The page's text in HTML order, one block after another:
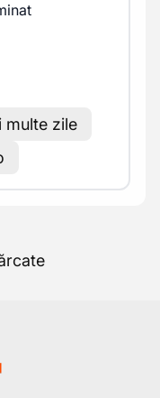
multe zile